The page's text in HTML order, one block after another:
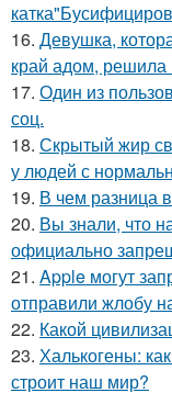
16. Девушка,
край адом, решила
17. Один из
соц.
18. Скрытый жир
у людей с
19. В чем разница
20. Вы знали, что
официально
21. Apple могут
отправили жлобу
22. Какой
23. Халькогены:
строит наш мир?